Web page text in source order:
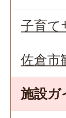
子育て
佐倉市
施設ガ